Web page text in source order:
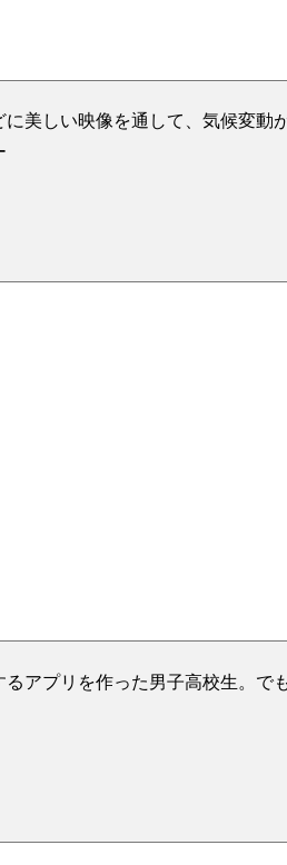
美しい映像を通して、気候変動
アプリを作った男子高校生。で